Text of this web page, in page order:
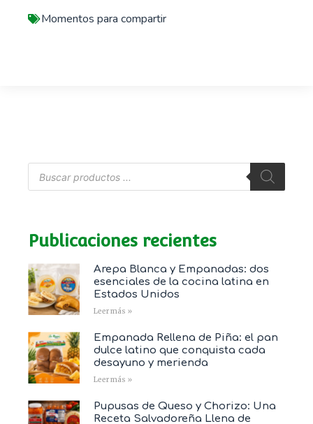
Momentos para compartir
Publicaciones recientes
Arepa Blanca y Empanadas: dos
esenciales de la cocina latina en
Estados Unidos
Leer más »
Empanada Rellena de Piña: el pan
dulce latino que conquista cada
desayuno y merienda
Leer más »
Pupusas de Queso y Chorizo: Una
Receta Salvadoreña Llena de